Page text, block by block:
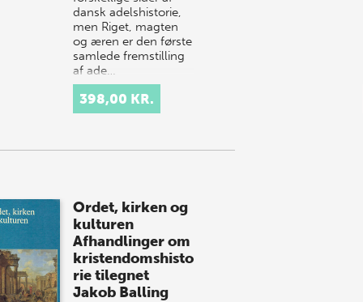
dansk adelshistorie,
men Riget, magten
og æren er den første
samlede fremstilling
af ade…
398,00 KR.
Ordet, kirken og
kulturen
Afhandlinger om
kristendomshisto
rie tilegnet
Jakob Balling